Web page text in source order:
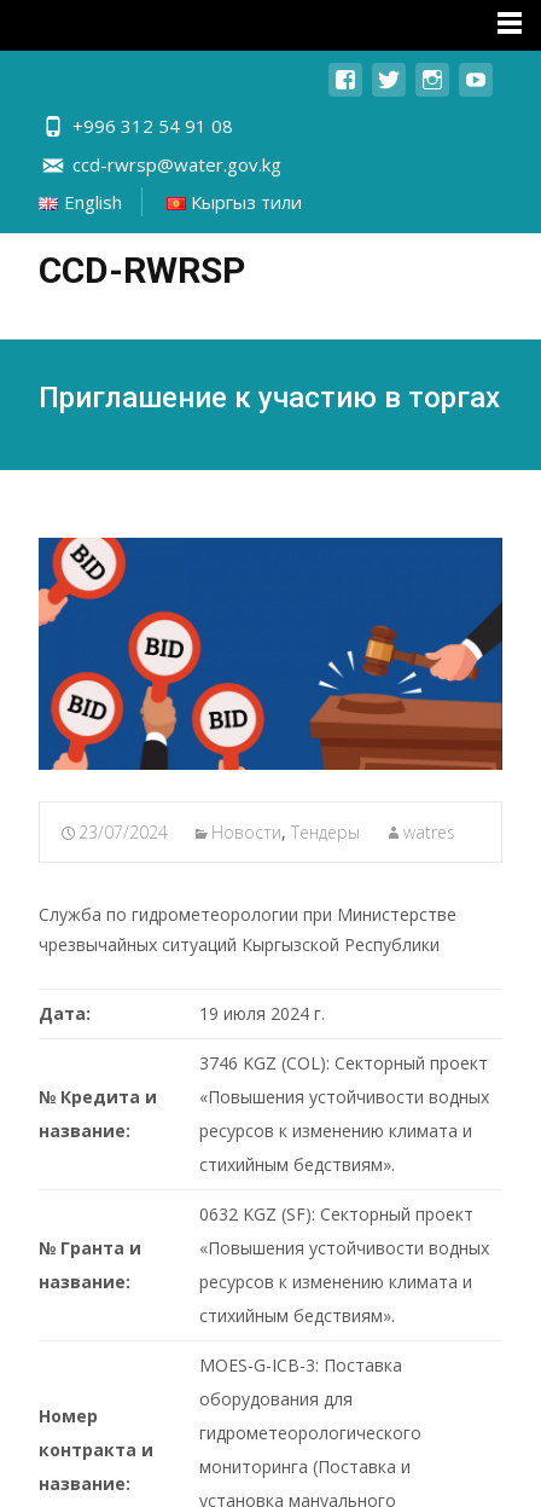
+996 312 54 91 08
ccd-rwrsp@water.gov.kg
English
Кыргыз тили
CCD-RWRSP
Приглашение к участию в торгах
23/07/2024 Новости, Тендеры watres
Служба по гидрометеорологии при Министерстве
чрезвычайных ситуаций Кыргызской Республики
Дата: 19 июля 2024 г.
№ Кредита и
название:
3746 KGZ (COL): Секторный проект
«Повышения устойчивости водных
ресурсов к изменению климата и
стихийным бедствиям».
№ Гранта и
название:
0632 KGZ (SF): Секторный проект
«Повышения устойчивости водных
ресурсов к изменению климата и
стихийным бедствиям».
Номер
контракта и
название:
MOES-G-ICB-3: Поставка
оборудования для
гидрометеорологического
мониторинга (Поставка и
установка мануального